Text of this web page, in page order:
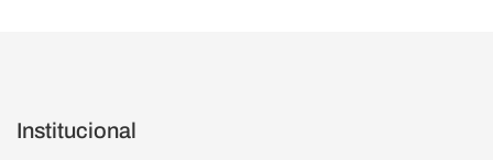
Institucional